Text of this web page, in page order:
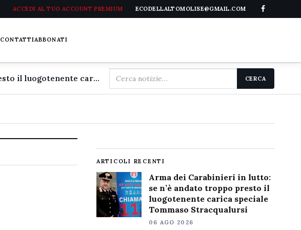
ACCEDI AL TUO ACCOUNT PREMIUM ECODELLALTOMOLISE@GMAIL.COM
CONTATTIABBONATI
Arma dei Carabinieri in lutto: se n'è andato troppo presto il luogotenente carica speciale Tommaso Stracqualursi
Cerca
nel
CERCA
ARTICOLI RECENTI
Arma dei Carabinieri in lutto:
se n’è andato troppo presto il
luogotenente carica speciale
Tommaso Stracqualursi
06 AGO 2026